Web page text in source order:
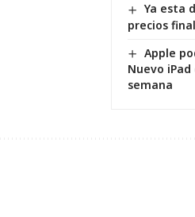
Ya esta
precios
Apple
Nuevo
semana